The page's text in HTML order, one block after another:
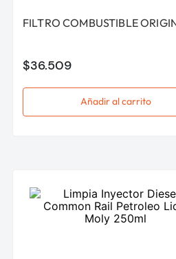
$36.509
Añadir al carrito